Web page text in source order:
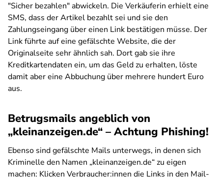
"Sicher bezahlen" abwickeln. Die Verkäuferin erhielt eine
SMS, dass der Artikel bezahlt sei und sie den
Zahlungseingang über einen Link bestätigen müsse. Der
Link führte auf eine gefälschte Website, die der
Originalseite sehr ähnlich sah. Dort gab sie ihre
Kreditkartendaten ein, um das Geld zu erhalten, löste
damit aber eine Abbuchung über mehrere hundert Euro
aus.
Betrugsmails angeblich von
„kleinanzeigen.de“ – Achtung Phishing!
Ebenso sind gefälschte Mails unterwegs, in denen sich
Kriminelle den Namen „kleinanzeigen.de“ zu eigen
machen: Klicken Verbraucher:innen die Links in den Mail-